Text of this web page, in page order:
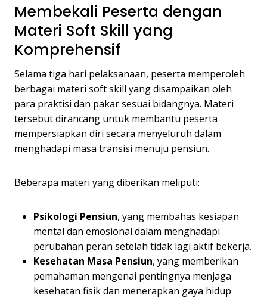
Membekali Peserta dengan
Materi Soft Skill yang
Komprehensif
Selama tiga hari pelaksanaan, peserta memperoleh
berbagai materi soft skill yang disampaikan oleh
para praktisi dan pakar sesuai bidangnya. Materi
tersebut dirancang untuk membantu peserta
mempersiapkan diri secara menyeluruh dalam
menghadapi masa transisi menuju pensiun.
Beberapa materi yang diberikan meliputi:
Psikologi Pensiun, yang membahas kesiapan
mental dan emosional dalam menghadapi
perubahan peran setelah tidak lagi aktif bekerja.
Kesehatan Masa Pensiun, yang memberikan
pemahaman mengenai pentingnya menjaga
kesehatan fisik dan menerapkan gaya hidup